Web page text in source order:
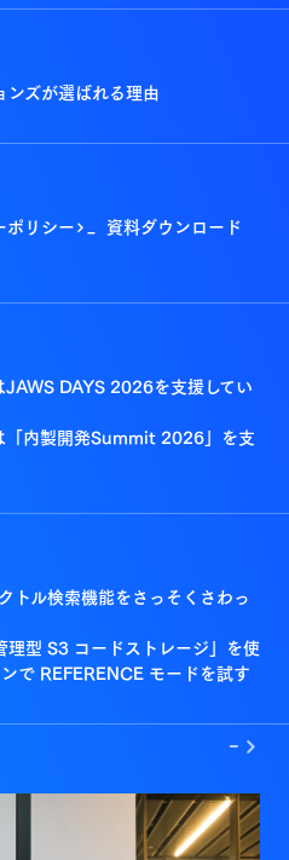
ンズが選ばれる理由
ポリシー>_ 資料ダウンロード
DAYS 2026を支援してい
内製開発Summit 2026」を支
ル検索機能をさっそくさわっ
型 S3 コードストレージ」を使
で REFERENCE モードを試す
->